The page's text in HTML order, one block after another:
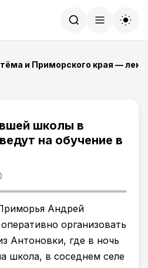
и Приморского края —
школы в
на обучение в
Андрей
организовать
Антоновки, где в ночь
школа, в соседнем селе